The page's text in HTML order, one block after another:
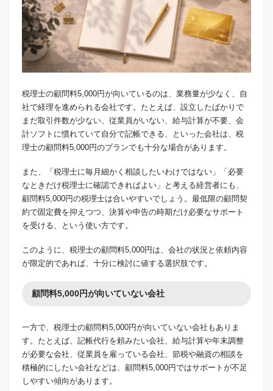
税理士の顧問料5,000円が向いているのは、業務量が少なく、自
社で経理を進められる会社です。たとえば、設立したばかりで
まだ取引件数が少ない、従業員がいない、給与計算が不要、会
計ソフトに慣れていて自分で記帳できる、といった会社は、税
理士の顧問料5,000円のプランでも十分な場合があります。
また、「税理士に毎月細かく相談したいわけではない」「必要
なときだけ税理士に確認できればよい」と考える経営者にも、
顧問料5,000円の税理士は合いやすいでしょう。最低限の顧問契
約で固定費を抑えつつ、決算や申告の時期だけ必要なサポート
を受ける、という使い方です。
このように、税理士の顧問料5,000円は、会社の状況と依頼内容
が限定的であれば、十分に検討に値する選択肢です。
顧問料5,000円が向いていない会社
一方で、税理士の顧問料5,000円が向いていない会社もありま
す。たとえば、記帳代行を頼みたい会社、給与計算や年末調整
が必要な会社、従業員を雇っている会社、節税や融資の相談を
積極的にしたい会社などは、顧問料5,000円ではサポートが不足
しやすい傾向があります。